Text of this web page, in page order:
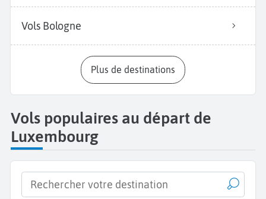
Vols Bologne
Plus de destinations
Vols populaires au départ de
Luxembourg